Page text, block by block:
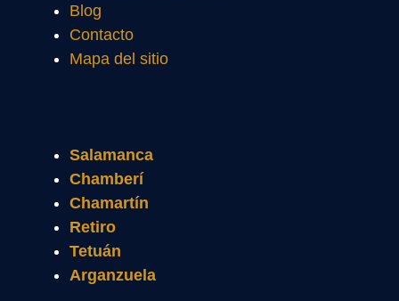
Blog
Contacto
Mapa del sitio
Salamanca
Chamberí
Chamartín
Retiro
Tetuán
Arganzuela